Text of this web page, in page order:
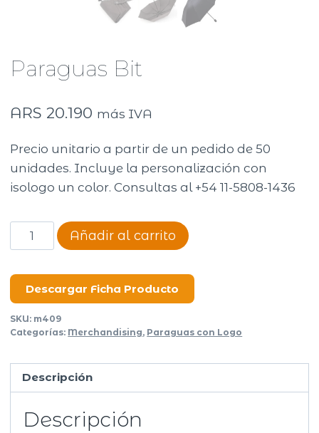
Paraguas Bit
ARS 20.190 más IVA
Precio unitario a partir de un pedido de 50
unidades. Incluye la personalización con
isologo un color. Consultas al +54 11-5808-1436
Paraguas
Bit
Añadir al carrito
Descargar Ficha Producto
SKU: m409
Categorías: Merchandising, Paraguas con Logo
Descripción
Descripción